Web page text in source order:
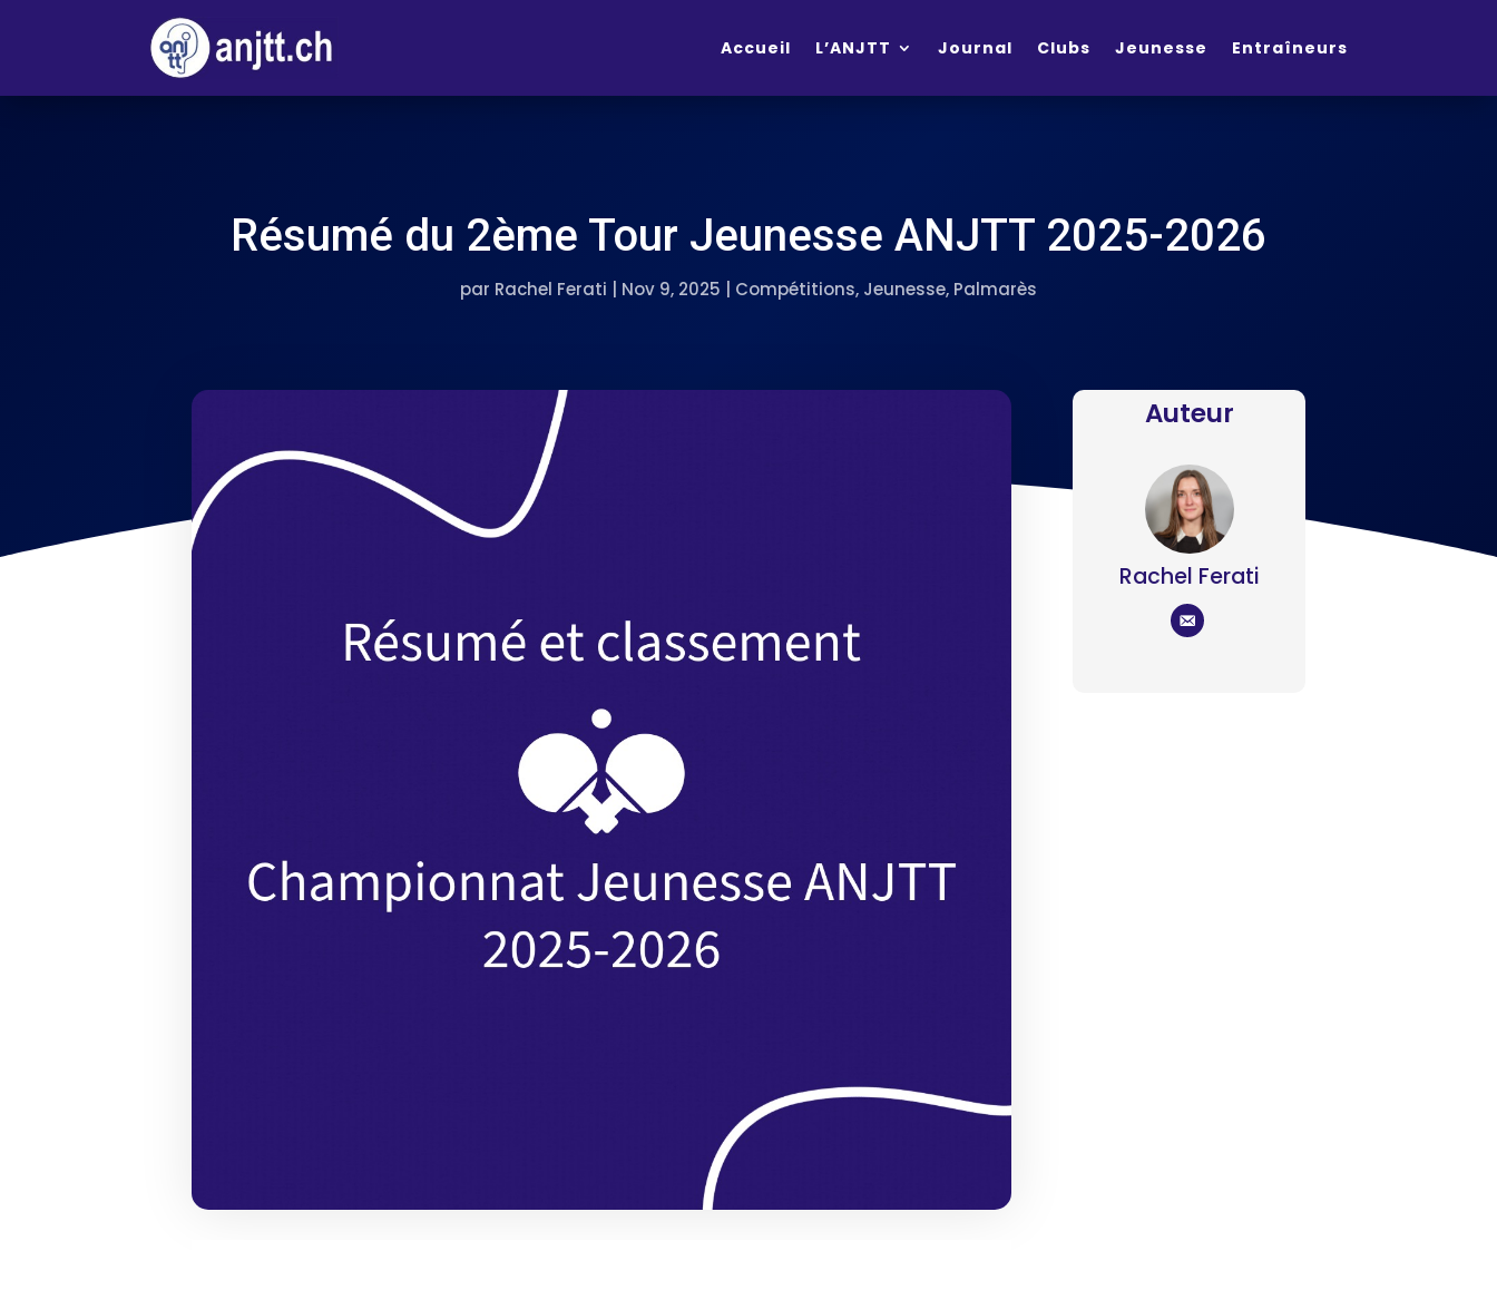
Accueil L’ANJTT Journal Clubs Jeunesse Entraîneurs
Résumé du 2ème Tour Jeunesse ANJTT 2025-2026
par Rachel Ferati Nov 9, 2025 Compétitions, Jeunesse, Palmarès
Auteur
Rachel Ferati